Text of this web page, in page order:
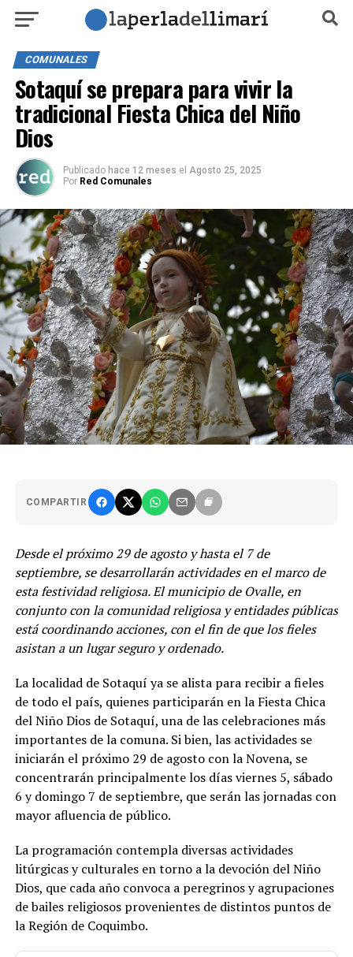
COMUNALES
Sotaquí se prepara para vivir la
tradicional Fiesta Chica del Niño
Dios
Publicado hace 12 meses el Agosto 25, 2025
Por Red Comunales
COMPARTIR
Desde el próximo 29 de agosto y hasta el 7 de
septiembre, se desarrollarán actividades en el marco de
esta festividad religiosa. El municipio de Ovalle, en
conjunto con la comunidad religiosa y entidades públicas
está coordinando acciones, con el fin de que los fieles
asistan a un lugar seguro y ordenado.
La localidad de Sotaquí ya se alista para recibir a fieles
de todo el país, quienes participarán en la Fiesta Chica
del Niño Dios de Sotaquí, una de las celebraciones más
importantes de la comuna. Si bien, las actividades se
iniciarán el próximo 29 de agosto con la Novena, se
concentrarán principalmente los días viernes 5, sábado
6 y domingo 7 de septiembre, que serán las jornadas con
mayor afluencia de público.
La programación contempla diversas actividades
litúrgicas y culturales en torno a la devoción del Niño
Dios, que cada año convoca a peregrinos y agrupaciones
de bailes religiosos provenientes de distintos puntos de
la Región de Coquimbo.